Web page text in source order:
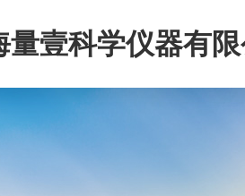
量壹科学仪器有